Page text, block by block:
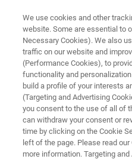
生物制药
生物分布
了解候选药物在（非
并预测其有效剂量，
的分子和用药模式，
We use cookies and other
website. Some are essential to
Necessary Cookies). We also
traffic on our website and
(Performance Cookies), to
functionality and
build a profile of your interests
(Targeting and Advertising
you consent to the use of all of
can withdraw your consent or
time by clicking on the Cookie
left of the page. Please read
more information. Targeting